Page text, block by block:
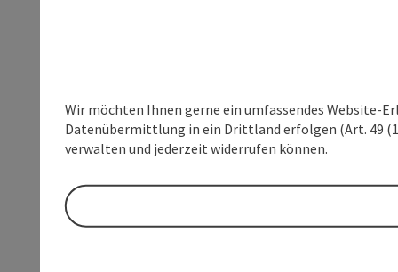
Wir möchten Ihnen gerne ein umfassendes Website-
Datenübermittlung in ein Drittland erfolgen (Art. 49
verwalten und jederzeit widerrufen können.